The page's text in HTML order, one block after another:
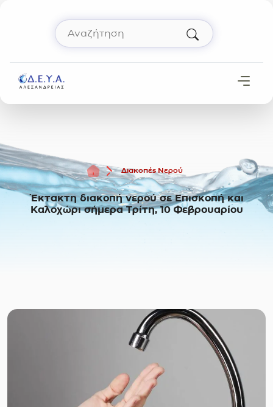
Αναζήτηση
ΑρχικήΔιακοπές Νερού
Έκτακτη διακοπή νερού σε Επισκοπή και
Καλοχώρι σήμερα Τρίτη, 10 Φεβρουαρίου